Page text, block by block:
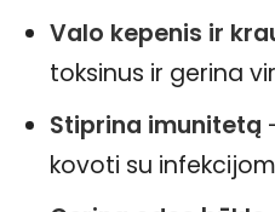
Valo kepenis ir
toksinus ir gerina
Stiprina imunitetą
kovoti su